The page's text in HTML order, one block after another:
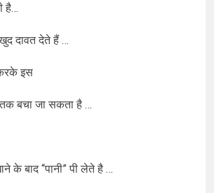
है…
दावत देते हैं …
इस
तक बचा जा सकता है …
के बाद “पानी” पी लेते है …